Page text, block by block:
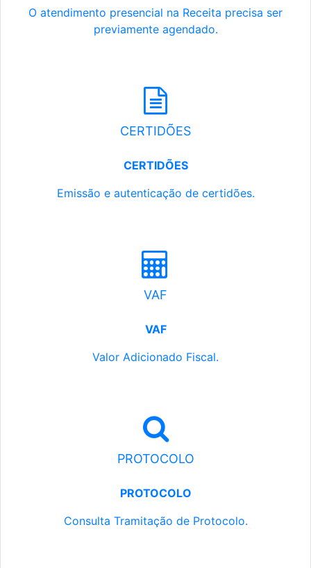
O atendimento presencial na Receita precisa ser
previamente agendado.
CERTIDÕES
CERTIDÕES
Emissão e autenticação de certidões.
VAF
VAF
Valor Adicionado Fiscal.
PROTOCOLO
PROTOCOLO
Consulta Tramitação de Protocolo.